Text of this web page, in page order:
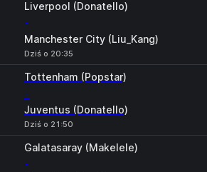
Liverpool (Donatello)
-
Manchester City (Liu_Kang)
Dziś o 20:35
Tottenham (Popstar)
-
Juventus (Donatello)
Dziś o 21:50
Galatasaray (Makelele)
-